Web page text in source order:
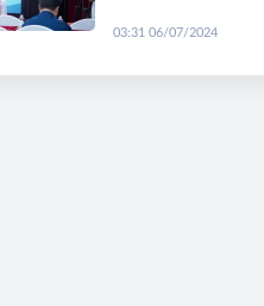
03:31 06/07/2024